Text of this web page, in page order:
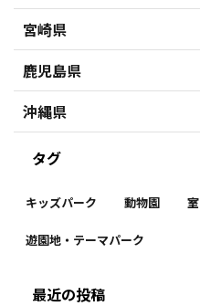
宮崎県
鹿児島県
沖縄県
タグ
キッズパーク 動物園
遊園地・テーマパーク
最近の投稿